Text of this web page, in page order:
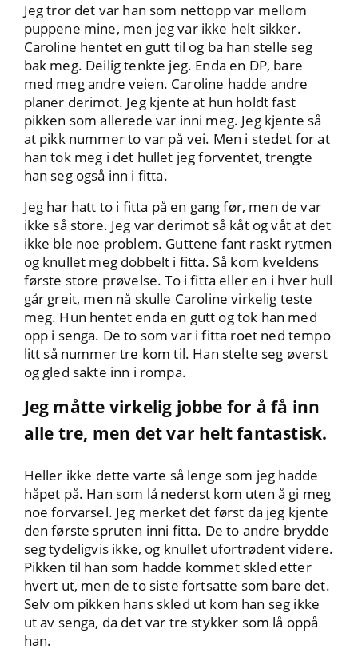
Jeg tror det var han som nettopp var mellom
puppene mine, men jeg var ikke helt sikker.
Caroline hentet en gutt til og ba han stelle seg
bak meg. Deilig tenkte jeg. Enda en DP, bare
med meg andre veien. Caroline hadde andre
planer derimot. Jeg kjente at hun holdt fast
pikken som allerede var inni meg. Jeg kjente så
at pikk nummer to var på vei. Men i stedet for at
han tok meg i det hullet jeg forventet, trengte
han seg også inn i fitta.
Jeg har hatt to i fitta på en gang før, men de var
ikke så store. Jeg var derimot så kåt og våt at det
ikke ble noe problem. Guttene fant raskt rytmen
og knullet meg dobbelt i fitta. Så kom kveldens
første store prøvelse. To i fitta eller en i hver hull
går greit, men nå skulle Caroline virkelig teste
meg. Hun hentet enda en gutt og tok han med
opp i senga. De to som var i fitta roet ned tempo
litt så nummer tre kom til. Han stelte seg øverst
og gled sakte inn i rompa.
Jeg måtte virkelig jobbe for å få inn
alle tre, men det var helt fantastisk.
Heller ikke dette varte så lenge som jeg hadde
håpet på. Han som lå nederst kom uten å gi meg
noe forvarsel. Jeg merket det først da jeg kjente
den første spruten inni fitta. De to andre brydde
seg tydeligvis ikke, og knullet ufortrødent videre.
Pikken til han som hadde kommet skled etter
hvert ut, men de to siste fortsatte som bare det.
Selv om pikken hans skled ut kom han seg ikke
ut av senga, da det var tre stykker som lå oppå
han.